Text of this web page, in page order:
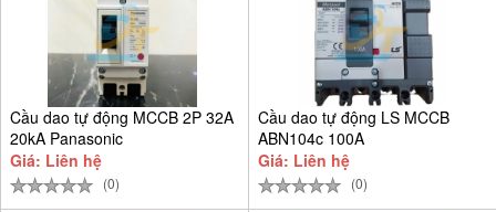
Cầu dao tự động MCCB 2P 32A
20kA Panasonic
BBSF2232CTCV
Giá: Liên hệ
(0)
Cầu dao tự động LS MCCB
ABN104c 100A
Giá: Liên hệ
(0)